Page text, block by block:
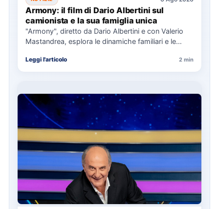
Armony: il film di Dario Albertini sul
camionista e la sua famiglia unica
"Armony", diretto da Dario Albertini e con Valerio
Mastandrea, esplora le dinamiche familiari e le
Leggi l'articolo 2 min